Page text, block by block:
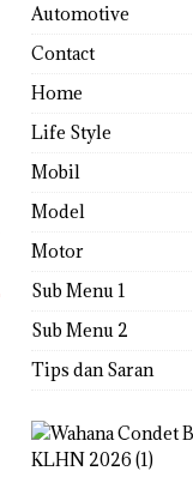
Automotive
Contact
Home
Life Style
Mobil
Model
Motor
Sub Menu 1
Sub Menu 2
Tips dan Saran